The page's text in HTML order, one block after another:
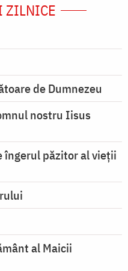
ZILNICE
de Dumnezeu
nostru Iisus
îngerul păzitor al vieții
al Maicii